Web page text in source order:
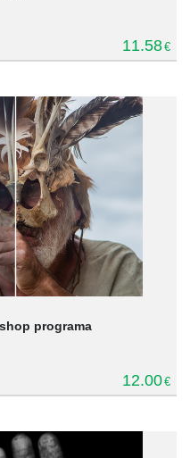
11.58€
programa
12.00€